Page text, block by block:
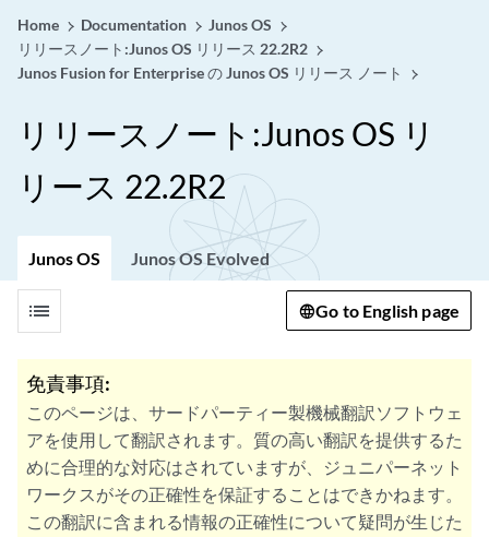
Home Documentation
Junos OS
リリースノート:Junos OS リリース 22.2R2
Junos Fusion for Enterprise の Junos OS リリース ノート
リリースノート:Junos OS リ
リース 22.2R2
Junos OS Junos OS Evolved
list Go to English page
免責事項:
このページは、サードパーティー製機械翻訳ソフトウェ
アを使用して翻訳されます。質の高い翻訳を提供するた
めに合理的な対応はされていますが、ジュニパーネット
ワークスがその正確性を保証することはできかねます。
この翻訳に含まれる情報の正確性について疑問が生じた